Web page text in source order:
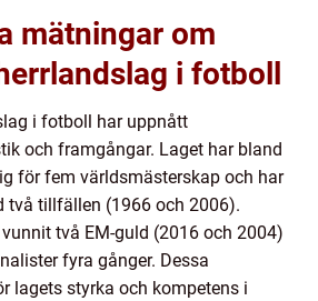
mätningar om
i fotboll
i fotboll har uppnått
och framgångar. Laget har bland
för fem världsmästerskap och har
två tillfällen (1966 och 2006).
två EM-guld (2016 och 2004)
fyra gånger. Dessa
lagets styrka och kompetens i